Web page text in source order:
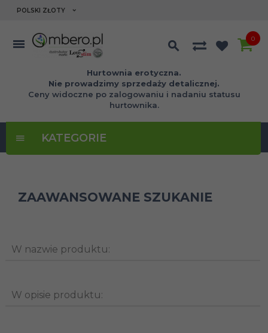
currency_h
POLSKI ZŁOTY
Hurtownia erotyczna.
Nie prowadzimy sprzedaży detalicznej.
Ceny widoczne po zalogowaniu i nadaniu statusu
hurtownika.
0
KATEGORIE
ZAAWANSOWANE SZUKANIE
W nazwie produktu:
W opisie produktu: